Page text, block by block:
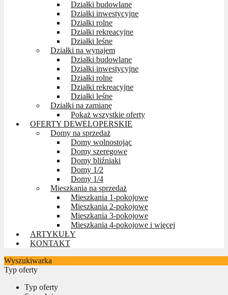
Działki budowlane
Działki inwestycyjne
Działki rolne
Działki rekreacyjne
Działki leśne
Działki na wynajem
Działki budowlane
Działki inwestycyjne
Działki rolne
Działki rekreacyjne
Działki leśne
Działki na zamianę
Pokaż wszystkie oferty
OFERTY DEWELOPERSKIE
Domy na sprzedaż
Domy wolnostojąc
Domy szeregowe
Domy bliźniaki
Domy 1/2
Domy 1/4
Mieszkania na sprzedaż
Mieszkania 1-pokojowe
Mieszkania 2-pokojowe
Mieszkania 3-pokojowe
Mieszkania 4-pokojowe i więcej
ARTYKUŁY
KONTAKT
Wyszukiwarka
Typ oferty
Typ oferty